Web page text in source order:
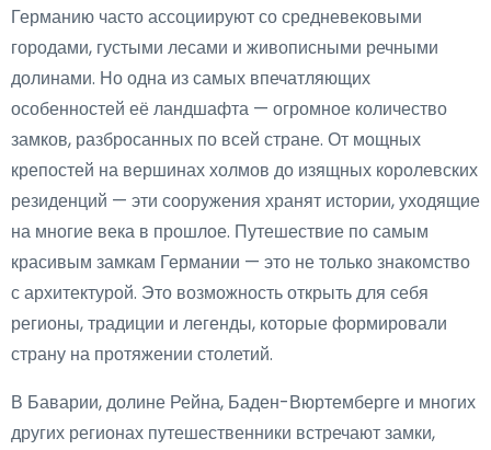
Германию часто ассоциируют со средневековыми
городами, густыми лесами и живописными речными
долинами. Но одна из самых впечатляющих
особенностей её ландшафта — огромное количество
замков, разбросанных по всей стране. От мощных
крепостей на вершинах холмов до изящных королевских
резиденций — эти сооружения хранят истории, уходящие
на многие века в прошлое. Путешествие по самым
красивым замкам Германии — это не только знакомство
с архитектурой. Это возможность открыть для себя
регионы, традиции и легенды, которые формировали
страну на протяжении столетий.
В Баварии, долине Рейна, Баден-Вюртемберге и многих
других регионах путешественники встречают замки,